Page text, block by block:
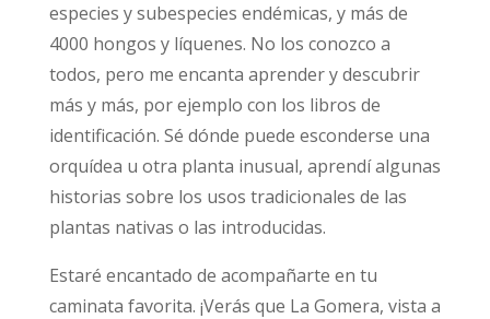
especies y subespecies endémicas, y más de
4000 hongos y líquenes. No los conozco a
todos, pero me encanta aprender y descubrir
más y más, por ejemplo con los libros de
identificación. Sé dónde puede esconderse una
orquídea u otra planta inusual, aprendí algunas
historias sobre los usos tradicionales de las
plantas nativas o las introducidas.
Estaré encantado de acompañarte en tu
caminata favorita. ¡Verás que La Gomera, vista a